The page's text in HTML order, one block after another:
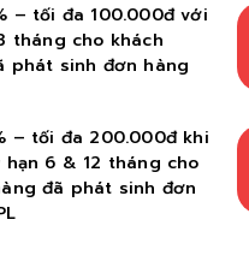
– tối đa 100.000đ với
tháng cho khách
phát sinh đơn hàng
– tối đa 200.000đ khi
hạn 6 & 12 tháng cho
đã phát sinh đơn